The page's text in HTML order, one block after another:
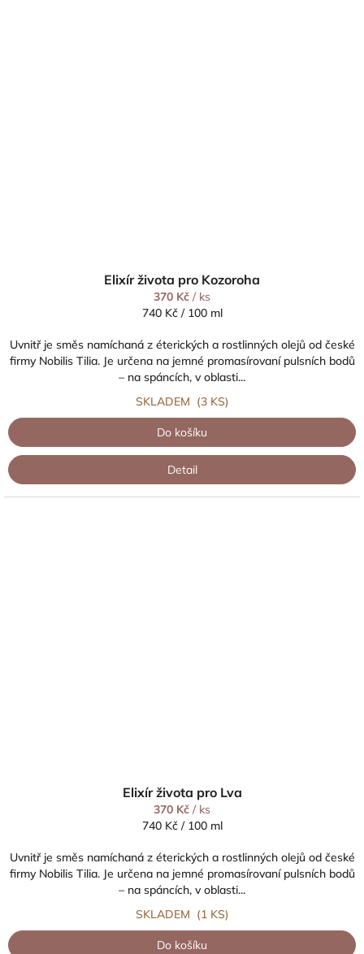
Elixír života pro Kozoroha
370 Kč / ks
Měrná
740 Kč / 100 ml
Uvnitř je směs namíchaná z éterických a rostlinných olejů od české
firmy Nobilis Tilia. Je určena na jemné promasírovaní pulsních bodů
– na spáncích, v oblasti...
SKLADEM (3 KS)
Do košíku
Detail
Elixír života pro Lva
370 Kč / ks
Měrná
740 Kč / 100 ml
Uvnitř je směs namíchaná z éterických a rostlinných olejů od české
firmy Nobilis Tilia. Je určena na jemné promasírovaní pulsních bodů
– na spáncích, v oblasti...
SKLADEM (1 KS)
Do košíku